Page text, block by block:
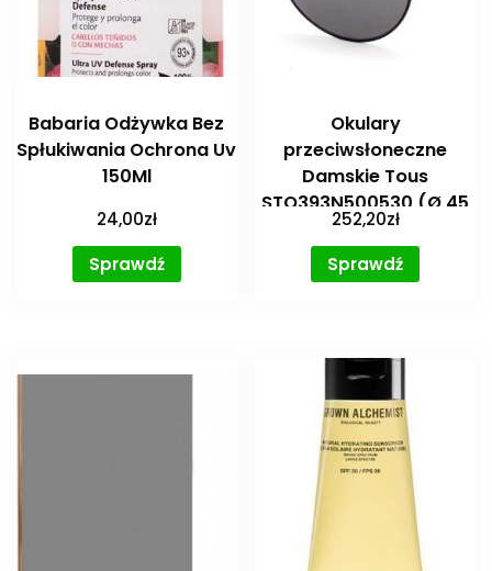
Babaria Odżywka Bez
Spłukiwania Ochrona Uv
150Ml
24,00zł
Sprawdź
Okulary
przeciwsłoneczne
Damskie Tous
STO393N500530 (Ø 45
mm)
252,20zł
Sprawdź